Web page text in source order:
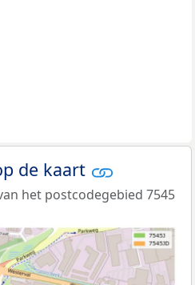
de kaart
het postcodegebied 7545